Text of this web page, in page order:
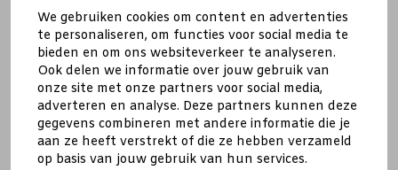
We gebruiken cookies om content en advertenties
te personaliseren, om functies voor social media te
bieden en om ons websiteverkeer te analyseren.
Ook delen we informatie over jouw gebruik van
onze site met onze partners voor social media,
adverteren en analyse. Deze partners kunnen deze
gegevens combineren met andere informatie die je
aan ze heeft verstrekt of die ze hebben verzameld
op basis van jouw gebruik van hun services.